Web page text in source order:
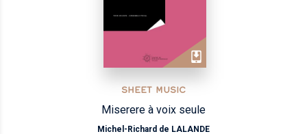
SHEET MUSIC
Miserere à voix seule
Michel-Richard de LALANDE